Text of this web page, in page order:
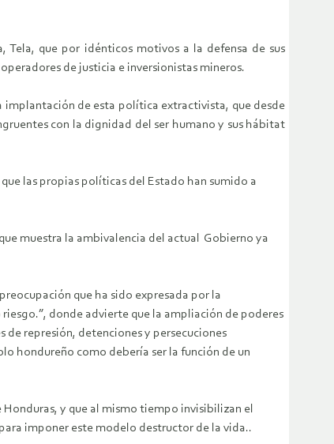
Tela, que por idénticos motivos a la defensa de sus
de justicia e inversionistas mineros.
implantación de esta política extractivista, que desde
con la dignidad del ser humano y sus hábitat
las propias políticas del Estado han sumido a
muestra la ambivalencia del actual Gobierno ya
que ha sido expresada por la
donde advierte que la ampliación de poderes
de represión, detenciones y persecuciones
hondureño como debería ser la función de un
y que al mismo tiempo invisibilizan el
imponer este modelo destructor de la vida..